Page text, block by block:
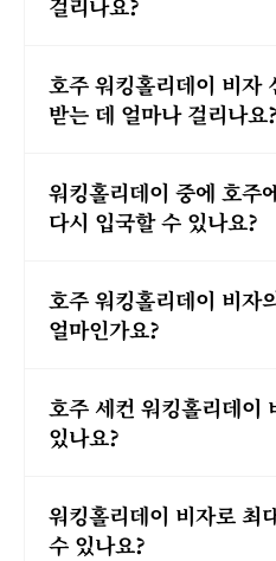
호주 워킹홀리데이 비자
받는 데 얼마나 걸리나요?
워킹홀리데이 중에 호주
다시 입국할 수 있나요?
호주 워킹홀리데이 비자
얼마인가요?
호주 세컨 워킹홀리데이
있나요?
워킹홀리데이 비자로 최
수 있나요?